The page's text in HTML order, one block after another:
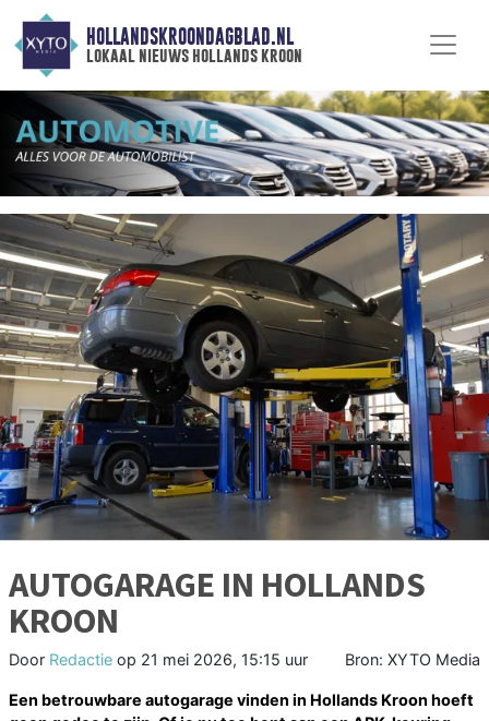
HOLLANDSKROONDAGBLAD.NL
lokaal nieuws hollands kroon
AUTOGARAGE IN HOLLANDS
KROON
Door Redactie op 21 mei 2026, 15:15 uur Bron: XYTO Media
Een betrouwbare autogarage vinden in Hollands Kroon hoeft